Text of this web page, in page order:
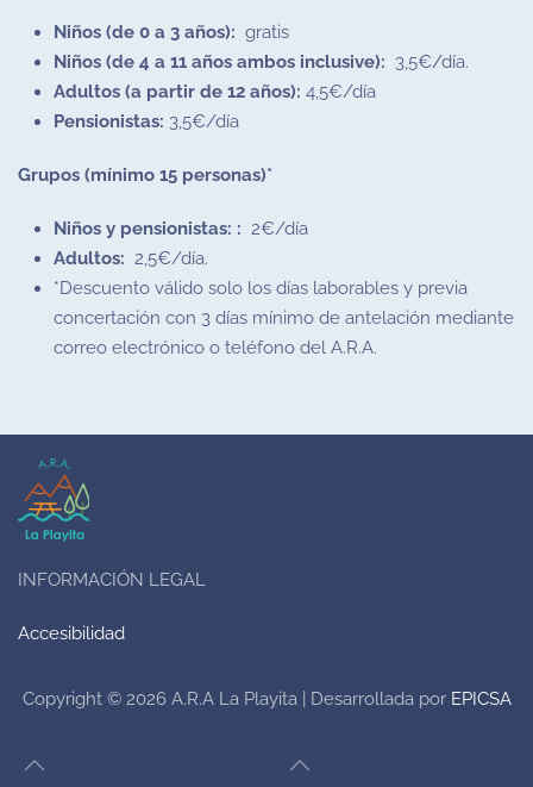
Niños (de 0 a 3 años): gratis
Niños (de 4 a 11 años ambos inclusive): 3,5€/día.
Adultos (a partir de 12 años): 4,5€/día
Pensionistas: 3,5€/día
Grupos (mínimo 15 personas)*
Niños y pensionistas: : 2€/día
Adultos: 2,5€/día.
*Descuento válido solo los días laborables y previa
concertación con 3 días mínimo de antelación mediante
correo electrónico o teléfono del A.R.A.
INFORMACIÓN LEGAL
Accesibilidad
Copyright © 2026 A.R.A La Playita | Desarrollada por EPICSA